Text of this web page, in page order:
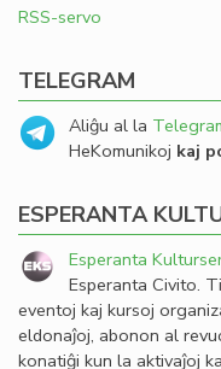
RSS-servo
TELEGRAM
Aliĝu al la
HeKomunikoj kaj
ESPERANTA
Esperanta
Esperanta Civito.
eventoj kaj kursoj
eldonaĵoj, abonon al
konatiĝi kun la aktivaĵoj